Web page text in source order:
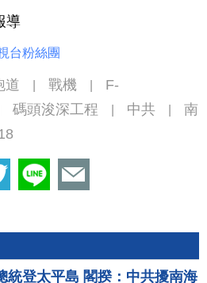
導
台粉絲團
道 戰機
F-
碼頭浚深工程 中共
南
統登太平島 閣揆：中共擾南海